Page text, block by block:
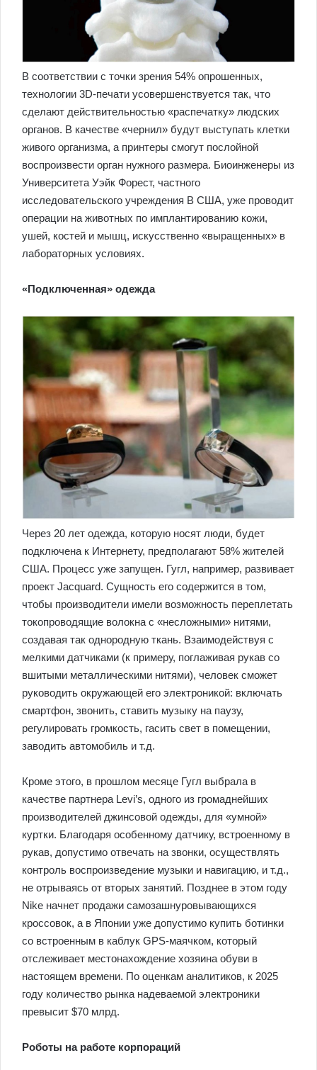
В соответствии с точки зрения 54% опрошенных,
технологии 3D-печати усовершенствуется так, что
сделают действительностью «распечатку» людских
органов. В качестве «чернил» будут выступать клетки
живого организма, а принтеры смогут послойной
воспроизвести орган нужного размера. Биоинженеры из
Университета Уэйк Форест, частного
исследовательского учреждения В США, уже проводит
операции на животных по имплантированию кожи,
ушей, костей и мышц, искусственно «выращенных» в
лабораторных условиях.
«Подключенная» одежда
Через 20 лет одежда, которую носят люди, будет
подключена к Интернету, предполагают 58% жителей
США. Процесс уже запущен. Гугл, например, развивает
проект Jacquard. Сущность его содержится в том,
чтобы производители имели возможность переплетать
токопроводящие волокна с «несложными» нитями,
создавая так однородную ткань. Взаимодействуя с
мелкими датчиками (к примеру, поглаживая рукав со
вшитыми металлическими нитями), человек сможет
руководить окружающей его электроникой: включать
смартфон, звонить, ставить музыку на паузу,
регулировать громкость, гасить свет в помещении,
заводить автомобиль и т.д.
Кроме этого, в прошлом месяце Гугл выбрала в
качестве партнера Levi’s, одного из громаднейших
производителей джинсовой одежды, для «умной»
куртки. Благодаря особенному датчику, встроенному в
рукав, допустимо отвечать на звонки, осуществлять
контроль воспроизведение музыки и навигацию, и т.д.,
не отрываясь от вторых занятий. Позднее в этом году
Nike начнет продажи самозашнуровывающихся
кроссовок, а в Японии уже допустимо купить ботинки
со встроенным в каблук GPS-маячком, который
отслеживает местонахождение хозяина обуви в
настоящем времени. По оценкам аналитиков, к 2025
году количество рынка надеваемой электроники
превысит $70 млрд.
Роботы на работе корпораций